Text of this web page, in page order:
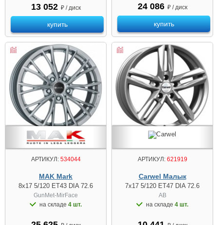
13 052 ₽ / диск
купить
24 086 ₽ / диск
купить
АРТИКУЛ:534044
MAK Mark
8x17 5/120 ET43 DIA 72.6
GunMet-MirFace
на складе 4 шт.
АРТИКУЛ:621919
Carwel Малык
7x17 5/120 ET47 DIA 72.6
AB
на складе 4 шт.